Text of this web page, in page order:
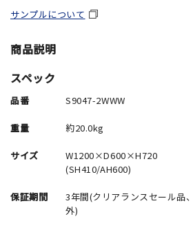
サンプルについて
商品説明
スペック
品番 S9047-2WWW
重量 約20.0kg
サイズ
W1200×D600×H720
(SH410/AH600)
保証期間
3年間(クリアランスセール品
外)